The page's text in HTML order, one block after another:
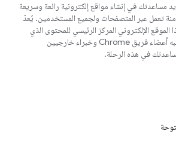
مساعدتك في إنشاء مواقع إلكترونية رائعة وسريعة
تعمل عبر المتصفحات ولجميع المستخدمين. يُعدّ
الموقع الإلكتروني المركز الرئيسي للمحتوى الذي
كتبه أعضاء فريق Chrome وخبراء خارجيين
في هذه الرحلة.